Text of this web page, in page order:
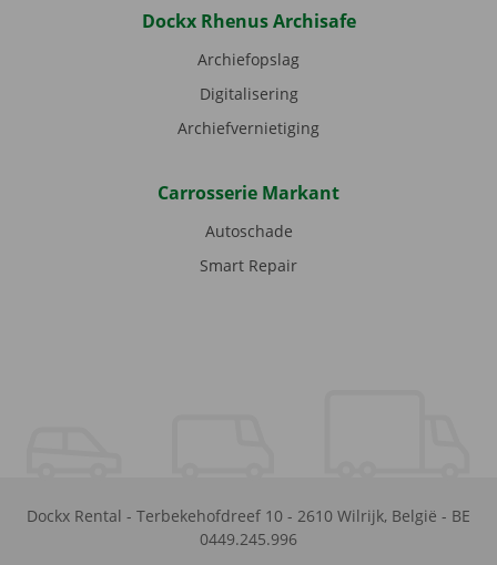
Dockx Rhenus Archisafe
Archiefopslag
Digitalisering
Archiefvernietiging
Carrosserie Markant
Autoschade
Smart Repair
Dockx Rental - Terbekehofdreef 10 - 2610 Wilrijk, België - BE
0449.245.996